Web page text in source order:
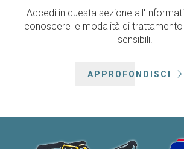
Accedi in questa sezione
conoscere le modalità di
sensibili.
APPROFONDISCI